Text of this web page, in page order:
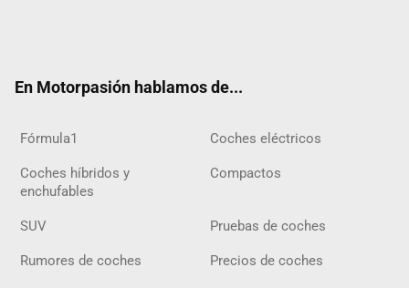
En Motorpasión hablamos de...
Fórmula1 Coches eléctricos
Coches híbridos y
enchufables
Compactos
SUV Pruebas de coches
Rumores de coches Precios de coches